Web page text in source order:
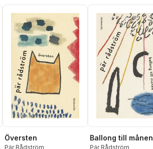
Översten
Pär Rådström
Ballong till månen
Pär Rådström